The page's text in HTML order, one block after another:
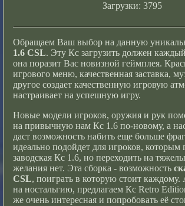
Загрузки: 3795
Обращаем Ваш выбор на данную
1.6 CSL. Эту Кс загрузить должен
она поразит Вас новизной геймплея.
игрового меню, качественная заставка,
другое создает качественную игровую
настраивает на успешную игру.
Новые модели игроков, оружия и рук
на привычную нам Кс 1.6 по-новому, а
даст возможность набить еще больше
идеально подойдет для игроков, которым
заводская Кс 1.6, но переходить на
желания нет. Эта сборка - возможность
CSL, поиграть в которую стоит каждому.
на ностальгию, предлагаемКс Retro
же очень интересная и попробовать её